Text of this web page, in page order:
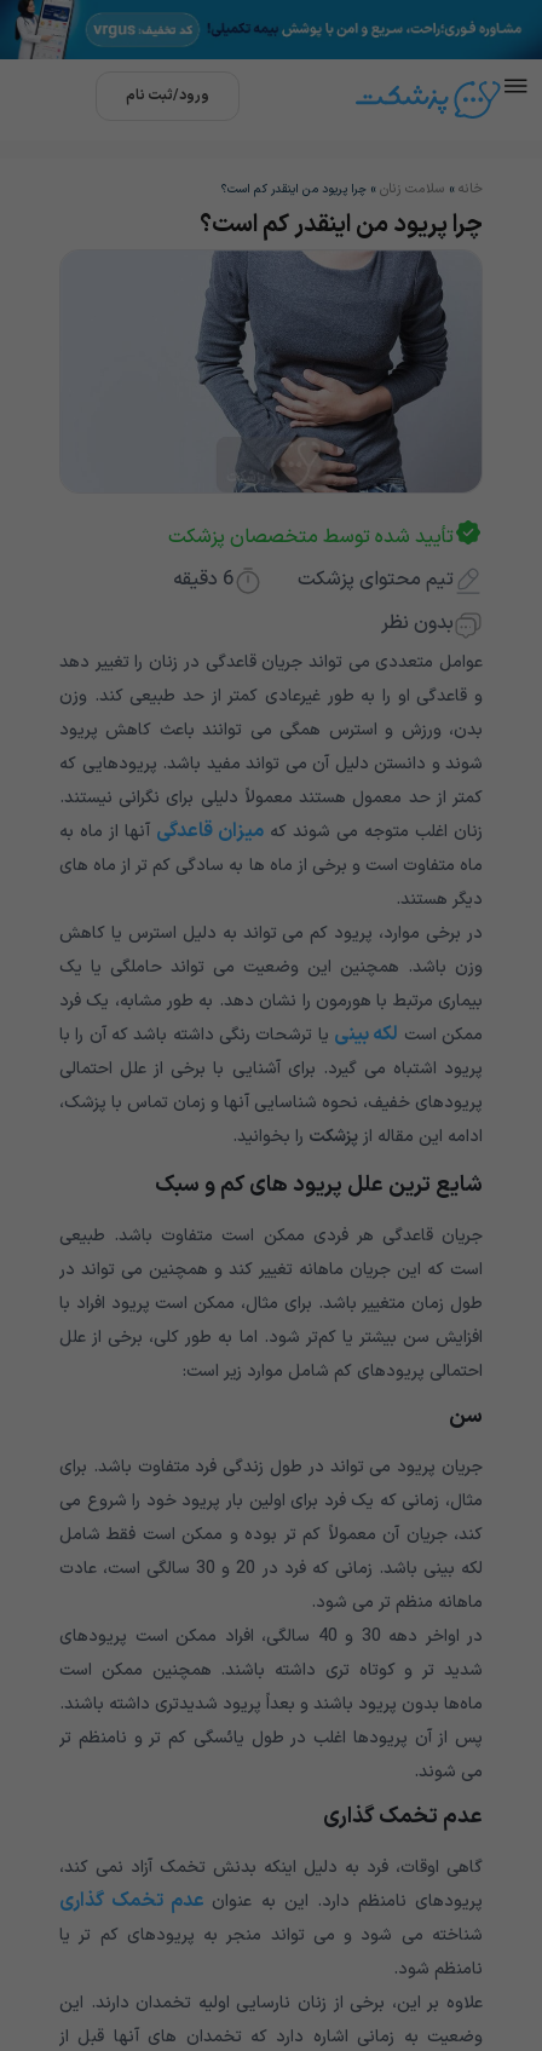
ورود/ثبت نام
خانه » سلامت زنان » چرا پریود من اینقدر کم است؟
چرا پریود من اینقدر کم است؟
تأیید شده توسط متخصصان پزشکت
تیم محتوای پزشکت
6 دقیقه
بدون نظر
عوامل متعددی می تواند جریان قاعدگی در زنان را تغییر دهد
و قاعدگی او را به طور غیرعادی کمتر از حد طبیعی کند. وزن
بدن، ورزش و استرس همگی می توانند باعث کاهش پریود
شوند و دانستن دلیل آن می تواند مفید باشد. پریودهایی که
کمتر از حد معمول هستند معمولاً دلیلی برای نگرانی نیستند.
زنان اغلب متوجه می شوند که میزان قاعدگی آنها از ماه به
ماه متفاوت است و برخی از ماه ها به سادگی کم تر از ماه های
دیگر هستند.
در برخی موارد، پریود کم می تواند به دلیل استرس یا کاهش
وزن باشد. همچنین این وضعیت می تواند حاملگی یا یک
بیماری مرتبط با هورمون را نشان دهد. به طور مشابه، یک فرد
ممکن است لکه بینی یا ترشحات رنگی داشته باشد که آن را با
پریود اشتباه می گیرد. برای آشنایی با برخی از علل احتمالی
پریودهای خفیف، نحوه شناسایی آنها و زمان تماس با پزشک،
ادامه این مقاله از پزشکت را بخوانید.
شایع ترین علل پریود های کم و سبک
جریان قاعدگی هر فردی ممکن است متفاوت باشد. طبیعی
است که این جریان ماهانه تغییر کند و همچنین می تواند در
طول زمان متغییر باشد. برای مثال، ممکن است پریود افراد با
افزایش سن بیشتر یا کم‌تر شود. اما به طور کلی، برخی از علل
احتمالی پریودهای کم شامل موارد زیر است:
سن
جریان پریود می تواند در طول زندگی فرد متفاوت باشد. برای
مثال، زمانی که یک فرد برای اولین بار پریود خود را شروع می
کند، جریان آن معمولاً کم تر بوده و ممکن است فقط شامل
لکه بینی باشد. زمانی که فرد در 20 و 30 سالگی است، عادت
ماهانه منظم تر می شود.
در اواخر دهه 30 و 40 سالگی، افراد ممکن است پریودهای
شدید تر و کوتاه تری داشته باشند. همچنین ممکن است
ماه‌ها بدون پریود باشند و بعداً پریود شدیدتری داشته باشند.
پس از آن پریودها اغلب در طول یائسگی کم تر و نامنظم تر
می شوند.
عدم تخمک گذاری
گاهی اوقات، فرد به دلیل اینکه بدنش تخمک آزاد نمی کند،
پریودهای نامنظم دارد. این به عنوان عدم تخمک گذاری
شناخته می شود و می تواند منجر به پریودهای کم تر یا
نامنظم شود.
علاوه بر این، برخی از زنان نارسایی اولیه تخمدان دارند. این
وضعیت به زمانی اشاره دارد که تخمدان های آنها قبل از